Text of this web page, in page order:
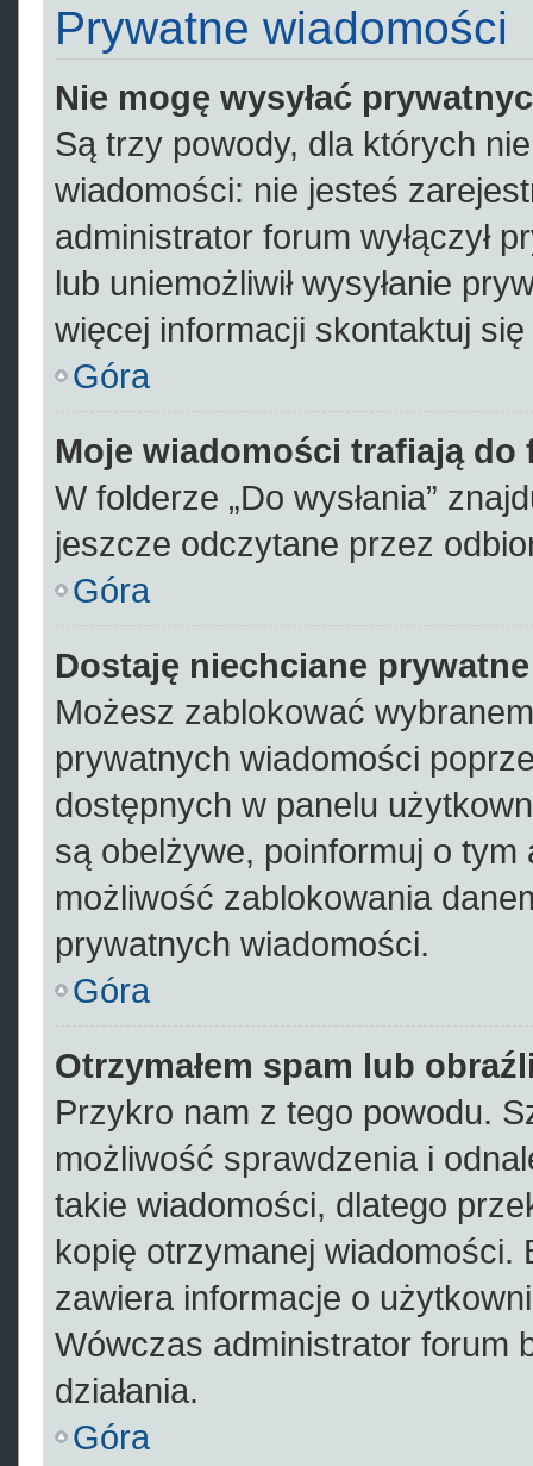
Prywatne wiadomości
Nie mogę wysyłać
Są trzy powody, dla których
wiadomości: nie jesteś
administrator forum wyłączył
lub uniemożliwił wysyłanie
więcej informacji skontaktuj
Góra
Moje wiadomości trafiają do
W folderze „Do wysłania”
jeszcze odczytane przez
Góra
Dostaję niechciane
Możesz zablokować
prywatnych wiadomości
dostępnych w panelu
są obelżywe, poinformuj o
możliwość zablokowania
prywatnych wiadomości.
Góra
Otrzymałem spam lub
Przykro nam z tego powodu.
możliwość sprawdzenia i
takie wiadomości, dlatego
kopię otrzymanej wiadomości.
zawiera informacje o
Wówczas administrator forum
działania.
Góra